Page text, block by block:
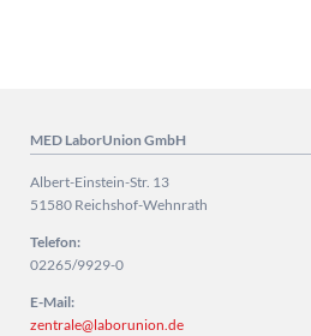
MED LaborUnion GmbH
Albert-Einstein-Str. 13
51580 Reichshof-Wehnrath
Telefon:
02265/9929-0
E-Mail:
zentrale@laborunion.de